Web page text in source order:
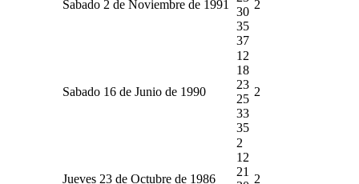
Sabado 2 de Noviembre de 1991
30
35
37
2
Sabado 16 de Junio de 1990
12
18
23
25
33
35
2
Jueves 23 de Octubre de 1986
2
12
21
2